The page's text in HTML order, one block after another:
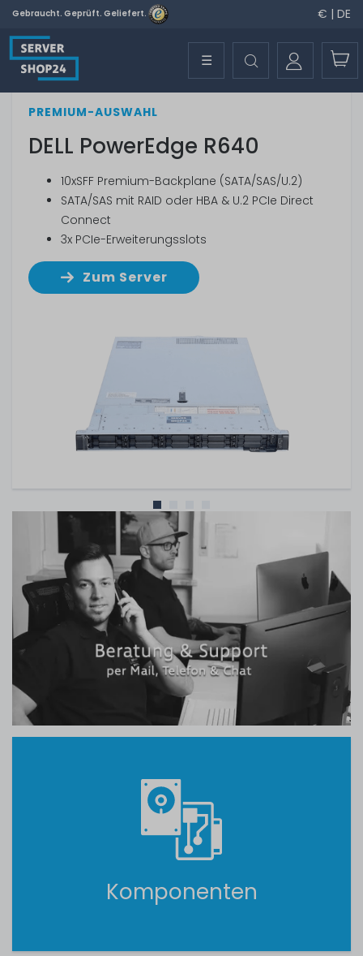
Gebraucht. Geprüft. Geliefert. € | DE
☰
PREMIUM-AUSWAHL
DELL PowerEdge R640
10xSFF Premium-Backplane (SATA/SAS/U.2)
SATA/SAS mit RAID oder HBA & U.2 PCIe Direct
Connect
3x PCIe-Erweiterungsslots
Zum Server
Komponenten